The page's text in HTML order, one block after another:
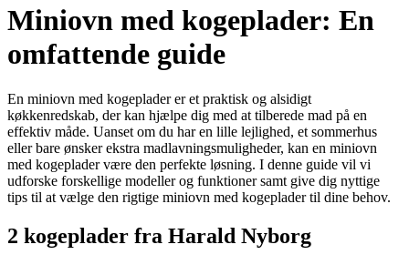
Miniovn med kogeplader: En
omfattende guide
En miniovn med kogeplader er et praktisk og alsidigt
køkkenredskab, der kan hjælpe dig med at tilberede mad på en
effektiv måde. Uanset om du har en lille lejlighed, et sommerhus
eller bare ønsker ekstra madlavningsmuligheder, kan en miniovn
med kogeplader være den perfekte løsning. I denne guide vil vi
udforske forskellige modeller og funktioner samt give dig nyttige
tips til at vælge den rigtige miniovn med kogeplader til dine behov.
2 kogeplader fra Harald Nyborg